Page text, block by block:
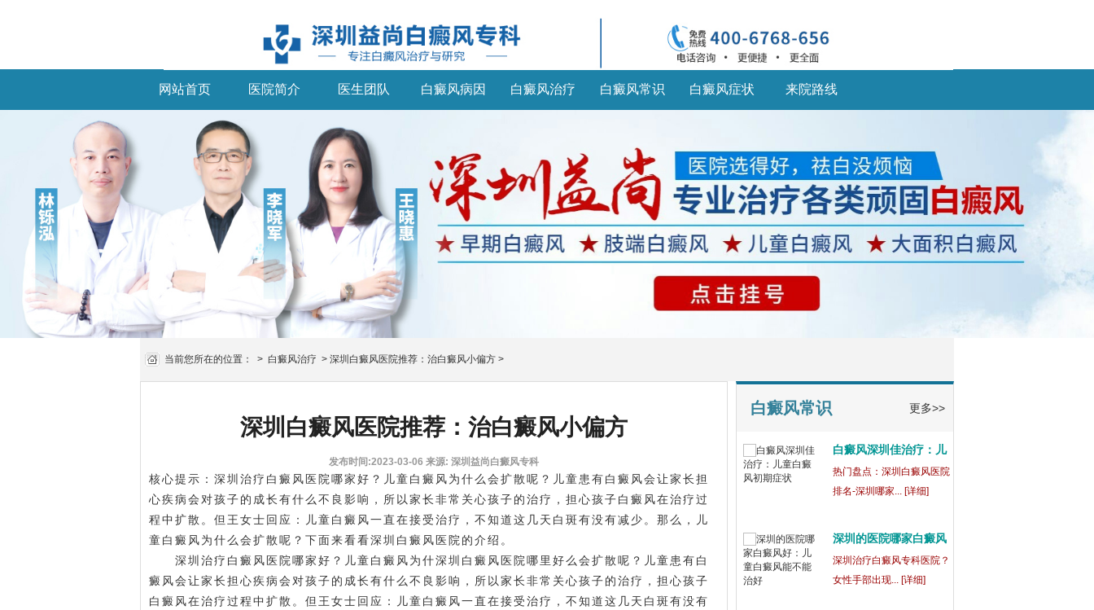
网站首页 医院简介 医生团队 白癜风病因 白癜风治疗 白癜风常识 白癜风症状 来院路线
当前您所在的位置： > 白癜风治疗 > 深圳白癜风医院推荐：治白癜风小偏方 >
深圳白癜风医院推荐：治白癜风小偏方
发布时间:2023-03-06 来源: 深圳益尚白癜风专科
核心提示：深圳治疗白癜风医院哪家好？儿童白癜风为什么会扩散呢？儿童患有白癜风会让家长担
心疾病会对孩子的成长有什么不良影响，所以家长非常关心孩子的治疗，担心孩子白癜风在治疗过
程中扩散。但王女士回应：儿童白癜风一直在接受治疗，不知道这几天白斑有没有减少。那么，儿
童白癜风为什么会扩散呢？下面来看看深圳白癜风医院的介绍。
深圳治疗白癜风医院哪家好？儿童白癜风为什深圳白癜风医院哪里好么会扩散呢？儿童患有白
癜风会让家长担心疾病会对孩子的成长有什么不良影响，所以家长非常关心孩子的治疗，担心孩子
白癜风在治疗过程中扩散。但王女士回应：儿童白癜风一直在接受治疗，不知道这几天白斑有没有
白癜风常识 更多>>
【健康指南】深圳中医白癜
风医院[三强公... [详细]
白癜风深圳佳治疗：儿
热门盘点：深圳白癜风医院
排名-深圳哪家... [详细]
深圳的医院哪家白癜风
深圳治疗白癜风专科医院？
女性手部出现... [详细]